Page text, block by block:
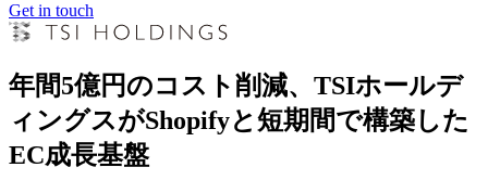
Get in touch
年間5億円のコスト削減、TSIホールデ
ィングスがShopifyと短期間で構築した
EC成長基盤